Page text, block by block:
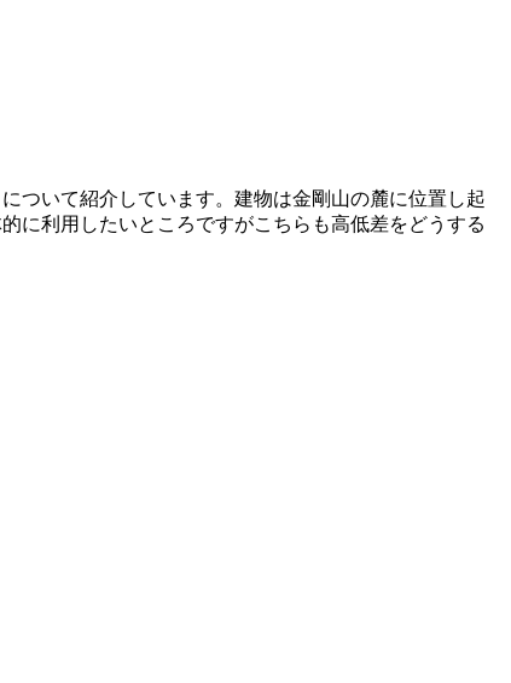
ついて紹介しています。建物は金剛山の麓に位置し起
に利用したいところですがこちらも高低差をどうする